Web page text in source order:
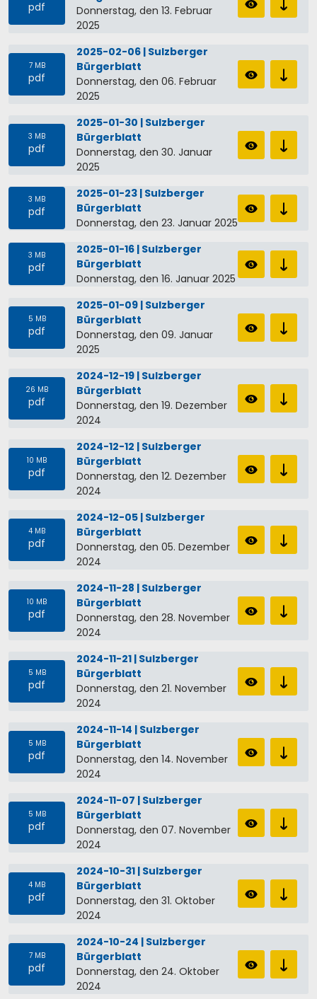
pdf
Donnerstag, den 13. Februar
2025
7 MB
pdf
2025-02-06 | Sulzberger
Bürgerblatt
Donnerstag, den 06. Februar
2025
3 MB
pdf
2025-01-30 | Sulzberger
Bürgerblatt
Donnerstag, den 30. Januar
2025
3 MB
pdf
2025-01-23 | Sulzberger
Bürgerblatt
Donnerstag, den 23. Januar 2025
3 MB
pdf
2025-01-16 | Sulzberger
Bürgerblatt
Donnerstag, den 16. Januar 2025
5 MB
pdf
2025-01-09 | Sulzberger
Bürgerblatt
Donnerstag, den 09. Januar
2025
26 MB
pdf
2024-12-19 | Sulzberger
Bürgerblatt
Donnerstag, den 19. Dezember
2024
10 MB
pdf
2024-12-12 | Sulzberger
Bürgerblatt
Donnerstag, den 12. Dezember
2024
4 MB
pdf
2024-12-05 | Sulzberger
Bürgerblatt
Donnerstag, den 05. Dezember
2024
10 MB
pdf
2024-11-28 | Sulzberger
Bürgerblatt
Donnerstag, den 28. November
2024
5 MB
pdf
2024-11-21 | Sulzberger
Bürgerblatt
Donnerstag, den 21. November
2024
5 MB
pdf
2024-11-14 | Sulzberger
Bürgerblatt
Donnerstag, den 14. November
2024
5 MB
pdf
2024-11-07 | Sulzberger
Bürgerblatt
Donnerstag, den 07. November
2024
4 MB
pdf
2024-10-31 | Sulzberger
Bürgerblatt
Donnerstag, den 31. Oktober
2024
7 MB
pdf
2024-10-24 | Sulzberger
Bürgerblatt
Donnerstag, den 24. Oktober
2024